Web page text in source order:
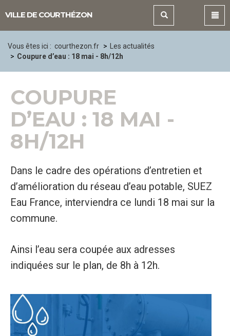
VILLE DE COURTHÉZON
Vous êtes ici : courthezon.fr
Les actualités
Coupure d’eau : 18 mai - 8h/12h
COUPURE
D’EAU : 18 MAI -
8H/12H
Dans le cadre des opérations d’entretien et
d’amélioration du réseau d’eau potable, SUEZ
Eau France, interviendra ce lundi 18 mai sur la
commune.
Ainsi l’eau sera coupée aux adresses
indiquées sur le plan, de 8h à 12h.